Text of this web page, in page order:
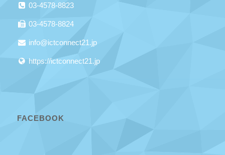
03-4578-8823
03-4578-8824
info@ictconnect21.jp
https://ictconnect21.jp
FACEBOOK